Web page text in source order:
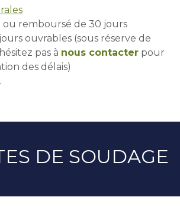
ou remboursé de 30 jours
ouvrables (sous réserve de
pas à nous contacter pour
des délais)
DE SOUDAGE